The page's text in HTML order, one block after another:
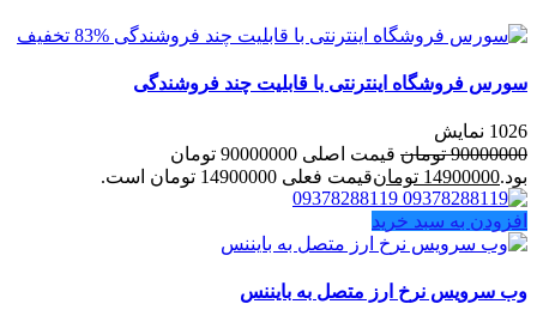
83% تخفیف
سورس فروشگاه اینترنتی با قابلیت چند فروشندگی
1026 نمایش
90000000 تومان
قیمت اصلی 90000000 تومان
بود.14900000 تومانقیمت فعلی 14900000 تومان است.
افزودن به سبد خرید
وب سرویس نرخ ارز متصل به بایننس